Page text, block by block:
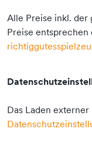
Alle Preise inkl.
Preise
Das Laden